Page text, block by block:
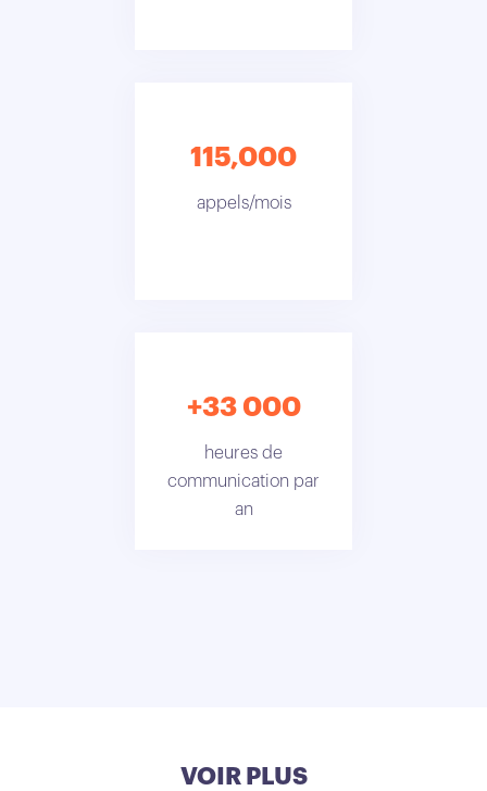
115,000
appels/mois
+33 000
heures de
communication par
an
VOIR PLUS